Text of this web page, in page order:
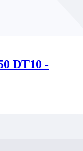
DT10 -